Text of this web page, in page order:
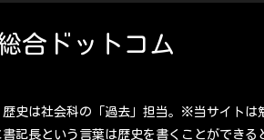
合ドットコム
史は社会科の「過去」担当。※当サイト
記長という言葉は歴史を書くことができる